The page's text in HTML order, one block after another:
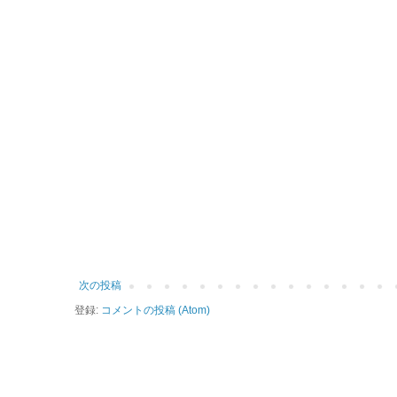
次の投稿
登録: コメントの投稿 (Atom)